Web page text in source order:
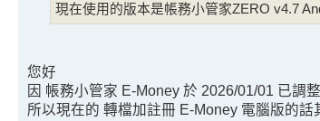
現在使用的版本是帳務小管家ZERO v4.7
您好
因 帳務小管家 E-Money 於 2026/01/01 已調
所以現在的 轉檔加註冊 E-Money 電腦版的